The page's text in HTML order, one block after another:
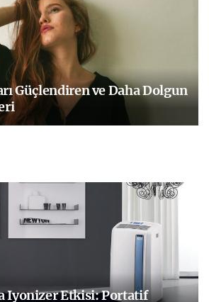
Güçlendiren ve Daha Dolgun
Iyonizer Etkisi: Portatif